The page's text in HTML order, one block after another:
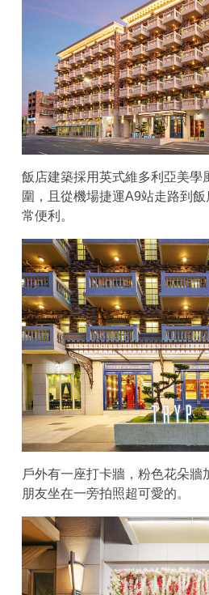
飯店建築採用英式維多利亞美學
圍，且從機場捷運A9站走路到
常便利。
戶外有一座打卡牆，粉色花朵牆
朋友坐在一旁拍照超可愛的。